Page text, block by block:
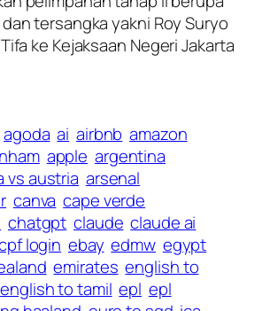
tersangka yakni Roy Suryo
ke Kejaksaan Negeri Jakarta
agoda ai airbnb amazon
apple argentina
vs austria arsenal
canva cape verde
chatgpt claude claude ai
login ebay edmw egypt
emirates english to
english to tamil epl epl